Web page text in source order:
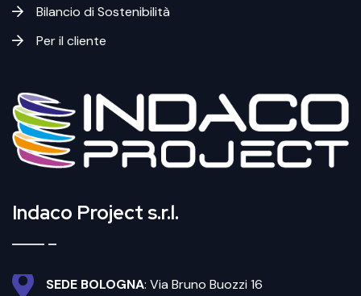
Bilancio di Sostenibilità
Per il cliente
Indaco Project s.r.l.
SEDE BOLOGNA: Via Bruno Buozzi 16